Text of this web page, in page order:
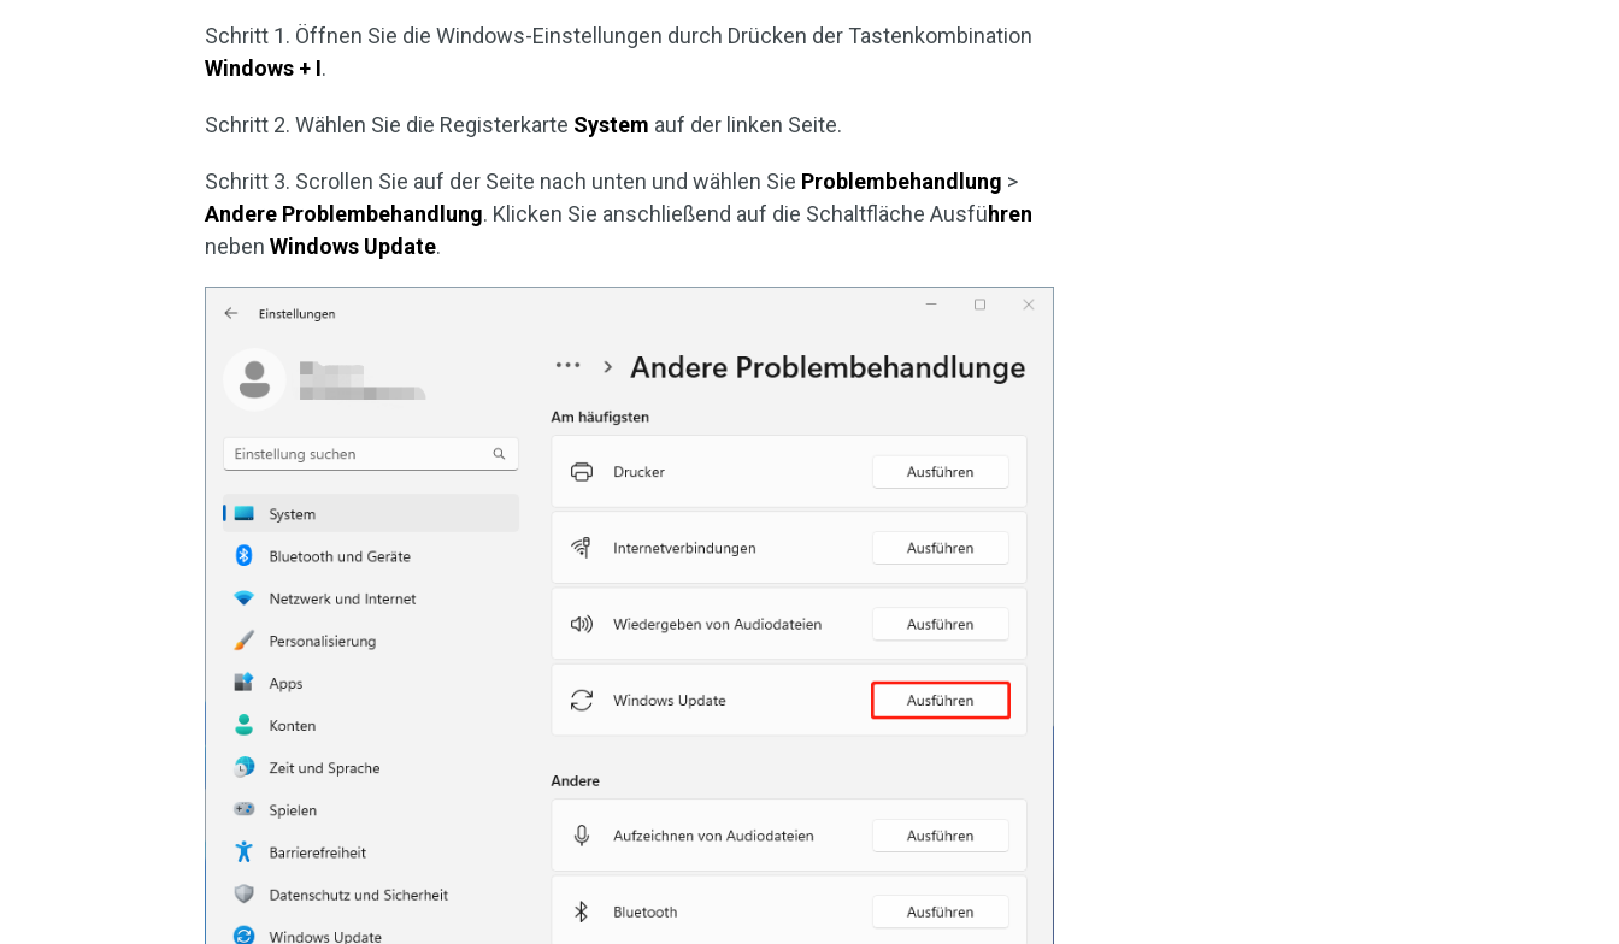
Schritt 1. Öffnen Sie die Windows-Einstellungen durch Drücken der Tastenkombination
Windows + I.
Schritt 2. Wählen Sie die Registerkarte System auf der linken Seite.
Schritt 3. Scrollen Sie auf der Seite nach unten und wählen Sie Problembehandlung >
Andere Problembehandlung. Klicken Sie anschließend auf die Schaltfläche Ausführen
nebenWindows Update.